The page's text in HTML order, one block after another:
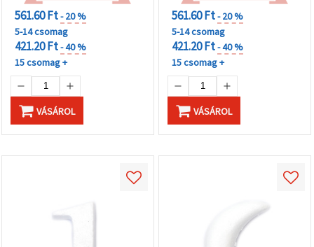
561.60 Ft- 20 %
5-14 csomag
421.20 Ft- 40 %
15 csomag +
VÁSÁROL
561.60 Ft- 20 %
5-14 csomag
421.20 Ft- 40 %
15 csomag +
VÁSÁROL